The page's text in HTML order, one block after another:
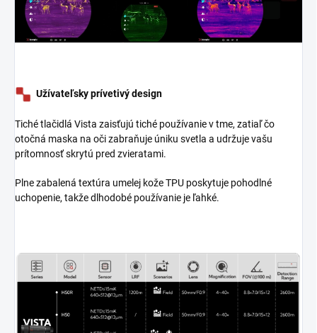
Užívateľsky prívetivý design
Tiché tlačidlá Vista zaisťujú tiché používanie v tme, zatiaľ čo
otočná maska na oči zabraňuje úniku svetla a udržuje vašu
prítomnosť skrytú pred zvieratami.
Plne zabalená textúra umelej kože TPU poskytuje pohodlné
uchopenie, takže dlhodobé používanie je ľahké.